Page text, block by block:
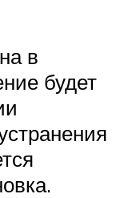
в
будет